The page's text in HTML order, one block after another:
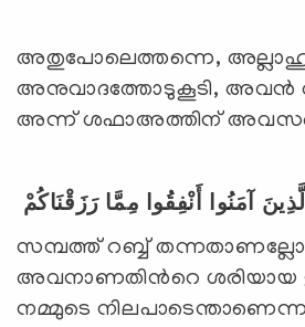
അതുപോലെത്തന്നെ,
അനുവാദത്തോടുകൂടി, അവന്‍
അന്ന് ശഫാഅത്തിന്
آمَنُوا أَنْفِقُوا مِمَّا رَزَقْنَاكُمْ
സമ്പത്ത് റബ്ബ്
അവനാണതിന്‍റെ ശരിയായ
നമ്മുടെ